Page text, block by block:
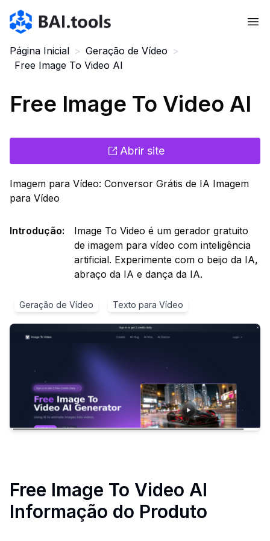
Bai.tools
Página Inicial > Geração de Vídeo >
Free Image To Video AI
Free Image To Video AI
Abrir site
Imagem para Vídeo: Conversor Grátis de IA Imagem
para Vídeo
Introdução:
Image To Video é um gerador gratuito
de imagem para vídeo com inteligência
artificial. Experimente com o beijo da IA,
abraço da IA e dança da IA.
Geração de Vídeo Texto para Vídeo
Free Image To Video AI
Informação do Produto